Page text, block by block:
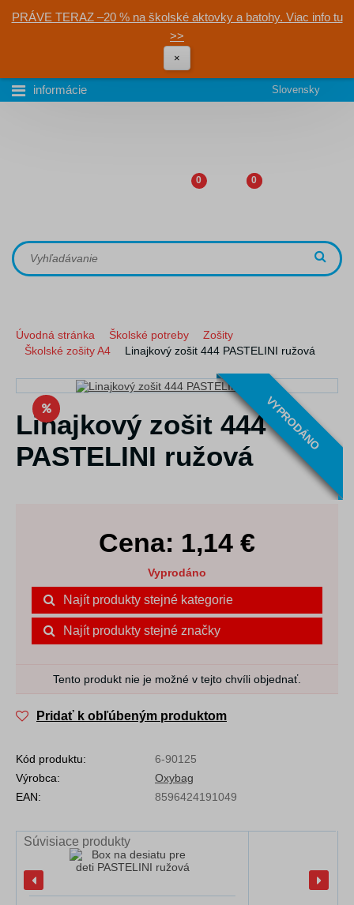
PRÁVE TERAZ –20 % na školské aktovky a batohy. Viac info tu
>>
×
informácie Slovensky
0 0
Úvodná stránka Školské potreby
Zošity
Školské zošity A4
Linajkový zošit 444 PASTELINI ružová
VYPRODÁNO
Linajkový zošit 444
PASTELINI ružová
Cena: 1,14 €
Vyprodáno
Najít produkty stejné kategorie
Najít produkty stejné značky
Tento produkt nie je možné v tejto chvíli objednať.
Pridať k obľúbeným produktom
Kód produktu:
6-90125
Výrobca:
Oxybag
EAN:
8596424191049
Súvisiace produkty